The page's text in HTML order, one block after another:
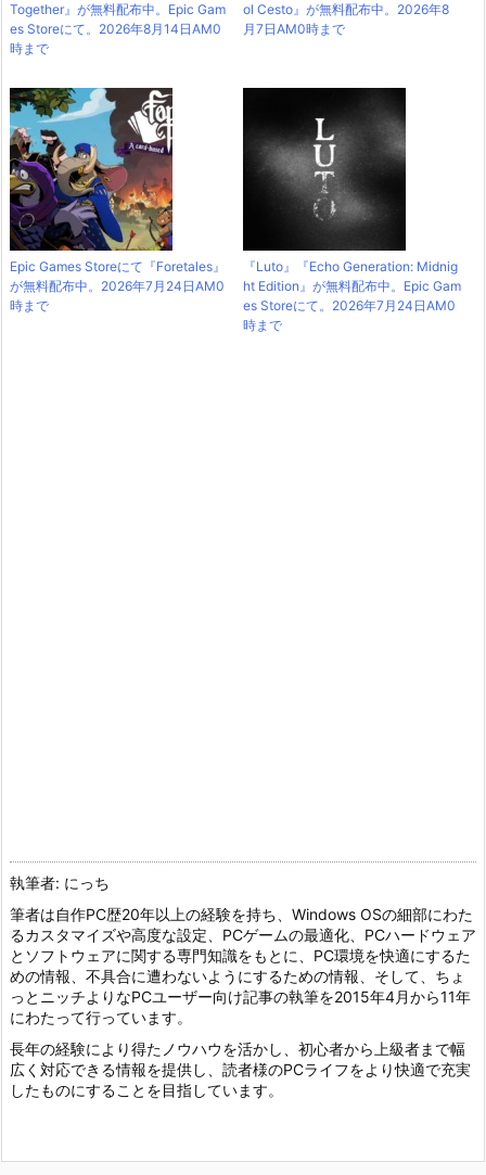
Together』が無料配布中。Epic Gam
es Storeにて。2026年8月14日AM0
時まで
ol Cesto』が無料配布中。2026年8
月7日AM0時まで
Epic Games Storeにて『Foretales』
が無料配布中。2026年7月24日AM0
時まで
『Luto』『Echo Generation: Midnig
ht Edition』が無料配布中。Epic Gam
es Storeにて。2026年7月24日AM0
時まで
執筆者: にっち
筆者は自作PC歴20年以上の経験を持ち、Windows OSの細部にわた
るカスタマイズや高度な設定、PCゲームの最適化、PCハードウェア
とソフトウェアに関する専門知識をもとに、PC環境を快適にするた
めの情報、不具合に遭わないようにするための情報、そして、ちょ
っとニッチよりなPCユーザー向け記事の執筆を2015年4月から11年
にわたって行っています。
長年の経験により得たノウハウを活かし、初心者から上級者まで幅
広く対応できる情報を提供し、読者様のPCライフをより快適で充実
したものにすることを目指しています。